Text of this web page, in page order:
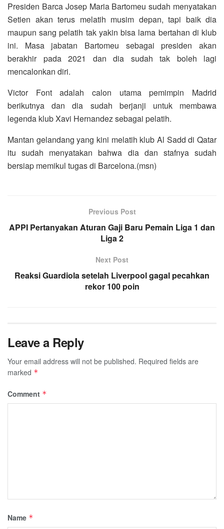
Presiden Barca Josep Maria Bartomeu sudah menyatakan
Setien akan terus melatih musim depan, tapi baik dia
maupun sang pelatih tak yakin bisa lama bertahan di klub
ini. Masa jabatan Bartomeu sebagai presiden akan
berakhir pada 2021 dan dia sudah tak boleh lagi
mencalonkan diri.
Victor Font adalah calon utama pemimpin Madrid
berikutnya dan dia sudah berjanji untuk membawa
legenda klub Xavi Hernandez sebagai pelatih.
Mantan gelandang yang kini melatih klub Al Sadd di Qatar
itu sudah menyatakan bahwa dia dan stafnya sudah
bersiap memikul tugas di Barcelona.(msn)
Previous Post
APPI Pertanyakan Aturan Gaji Baru Pemain Liga 1 dan
Liga 2
Next Post
Reaksi Guardiola setelah Liverpool gagal pecahkan
rekor 100 poin
Leave a Reply
Your email address will not be published. Required fields are
marked *
Comment *
Name *